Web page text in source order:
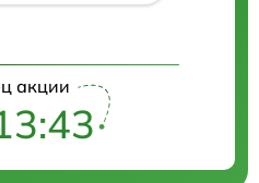
акции